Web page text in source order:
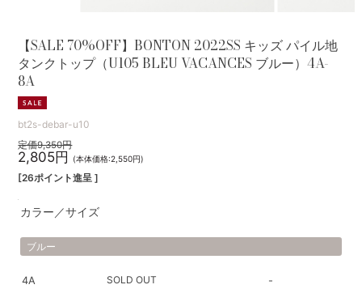
【SALE 70%OFF】BONTON 2022SS キッズ パイル地
タンクトップ（U105 BLEU VACANCES ブルー）4A-
8A
bt2s-debar-u10
定価9,350円
2,805円 (本体価格:2,550円)
[26ポイント進呈 ]
カラー／サイズ
ブルー
4A SOLD OUT -